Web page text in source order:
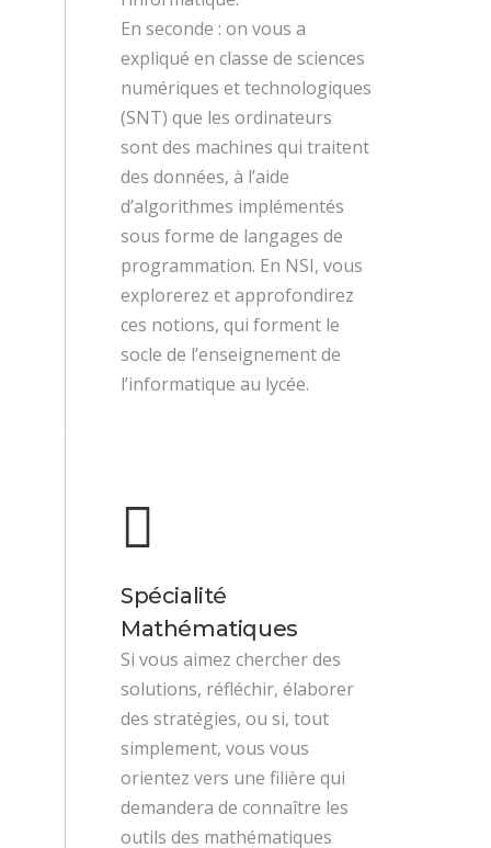
En seconde : on vous a
expliqué en classe de sciences
numériques et technologiques
(SNT) que les ordinateurs
sont des machines qui traitent
des données, à l’aide
d’algorithmes implémentés
sous forme de langages de
programmation. En NSI, vous
explorerez et approfondirez
ces notions, qui forment le
socle de l’enseignement de
l’informatique au lycée.
Spécialité
Mathématiques
Si vous aimez chercher des
solutions, réfléchir, élaborer
des stratégies, ou si, tout
simplement, vous vous
orientez vers une filière qui
demandera de connaître les
outils des mathématiques